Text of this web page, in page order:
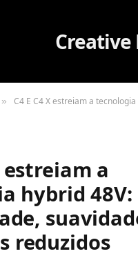
» C4 E C4 X estreiam a tecnologia hybrid 48V: simplicidade,
estreiam a
hybrid 48V:
reduzidos